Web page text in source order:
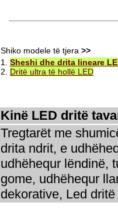
Shiko modele të tjera >>
1. Sheshi dhe drita lineare
2. Dritë ultra të hollë LED
Kinë LED dritë
Tregtarët me
drita ndrit, e
udhëhequr lëndinë,
gome, udhëhequr
dekorative, Led